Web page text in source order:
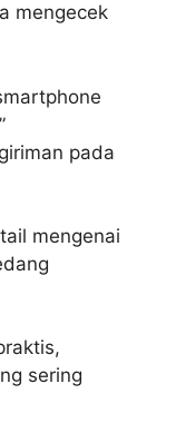
mengecek
pada
mengenai
sering